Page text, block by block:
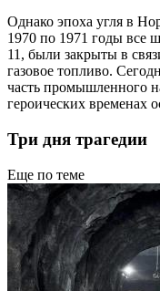
Однако эпоха угля в
1970 по 1971 годы
11, были закрыты в
газовое топливо.
часть промышленного
героических временах
Три дня трагедии
Еще по теме